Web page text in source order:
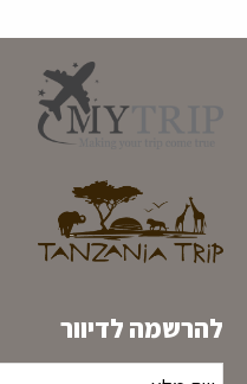
להרשמה לדיוור